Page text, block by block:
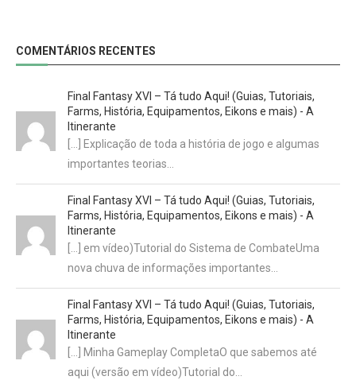
COMENTÁRIOS RECENTES
Final Fantasy XVI – Tá tudo Aqui! (Guias, Tutoriais,
Farms, História, Equipamentos, Eikons e mais) - A
Itinerante
[…] Explicação de toda a história de jogo e algumas
importantes teorias…
Final Fantasy XVI – Tá tudo Aqui! (Guias, Tutoriais,
Farms, História, Equipamentos, Eikons e mais) - A
Itinerante
[…] em vídeo)Tutorial do Sistema de CombateUma
nova chuva de informações importantes…
Final Fantasy XVI – Tá tudo Aqui! (Guias, Tutoriais,
Farms, História, Equipamentos, Eikons e mais) - A
Itinerante
[…] Minha Gameplay CompletaO que sabemos até
aqui (versão em vídeo)Tutorial do…